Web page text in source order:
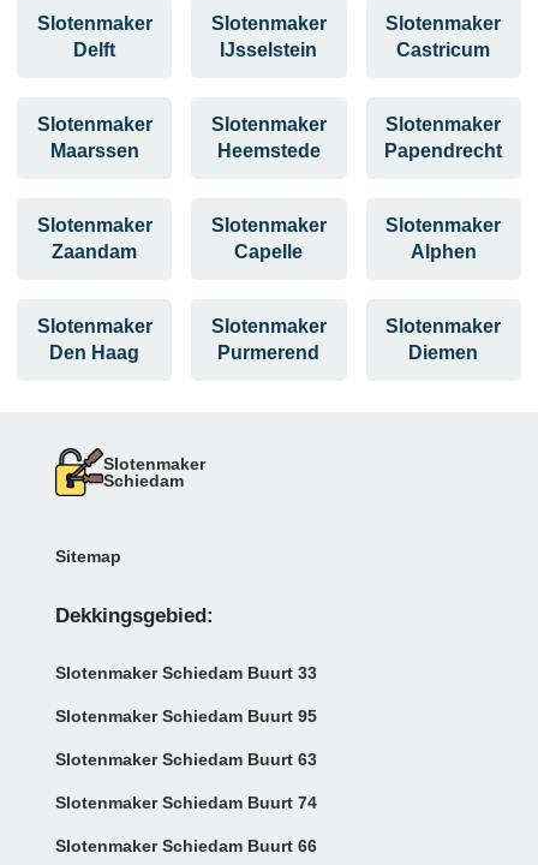
Slotenmaker
Delft
Slotenmaker
IJsselstein
Slotenmaker
Castricum
Slotenmaker
Maarssen
Slotenmaker
Heemstede
Slotenmaker
Papendrecht
Slotenmaker
Zaandam
Slotenmaker
Capelle
Slotenmaker
Alphen
Slotenmaker
Den Haag
Slotenmaker
Purmerend
Slotenmaker
Diemen
Slotenmaker
Schiedam
Sitemap
Dekkingsgebied:
Slotenmaker Schiedam Buurt 33
Slotenmaker Schiedam Buurt 95
Slotenmaker Schiedam Buurt 63
Slotenmaker Schiedam Buurt 74
Slotenmaker Schiedam Buurt 66